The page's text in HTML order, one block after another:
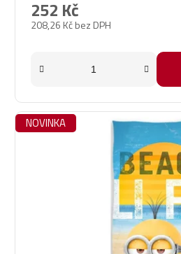
208,26 Kč bez DPH
252 Kč
NOVINKA